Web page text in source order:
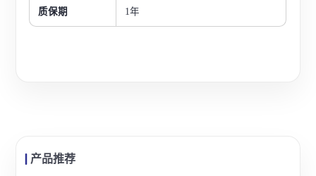
质保期 1年
产品推荐